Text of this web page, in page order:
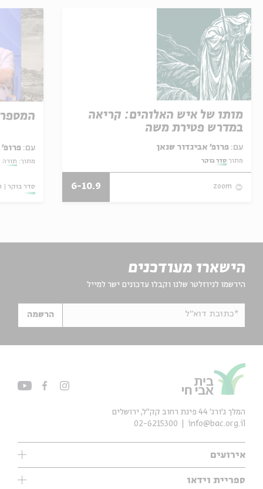
מותו של איש האלוהים: קריאה
במדרש פטירת משה
עם:
מתוך:סדר בוקר
zoom
6-10.9
המספר
עם:
מתוך: תורה
סדר בוקר
הישארו מעודכנים
הירשמו לניוזלטר שלנו וקבלו עדכונים ישר למייל
*כתובת דוא"ל הרשמה
אירועים
עיון
אנגלית
ספריית וידאו
המלך ג'ורג' 44 פינת רחוב קק״ל, ירושלים
info@bac.org.il
02-6215300